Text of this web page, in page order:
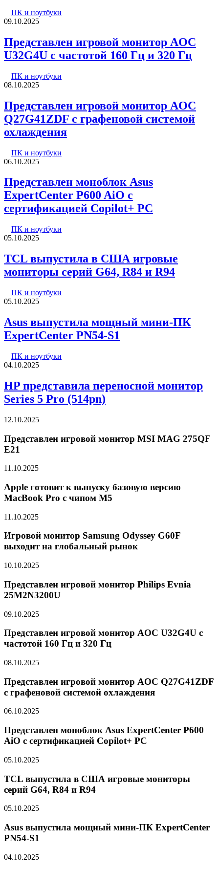
ПК и ноутбуки
09.10.2025
Представлен игровой монитор AOC
U32G4U с частотой 160 Гц и 320 Гц
ПК и ноутбуки
08.10.2025
Представлен игровой монитор AOC
Q27G41ZDF с графеновой системой
охлаждения
ПК и ноутбуки
06.10.2025
Представлен моноблок Asus
ExpertCenter P600 AiO с
сертификацией Copilot+ PC
ПК и ноутбуки
05.10.2025
TCL выпустила в США игровые
мониторы серий G64, R84 и R94
ПК и ноутбуки
05.10.2025
Asus выпустила мощный мини-ПК
ExpertCenter PN54-S1
ПК и ноутбуки
04.10.2025
HP представила переносной монитор
Series 5 Pro (514pn)
12.10.2025
Представлен игровой монитор MSI MAG 275QF
E21
11.10.2025
Apple готовит к выпуску базовую версию
MacBook Pro с чипом M5
11.10.2025
Игровой монитор Samsung Odyssey G60F
выходит на глобальный рынок
10.10.2025
Представлен игровой монитор Philips Evnia
25M2N3200U
09.10.2025
Представлен игровой монитор AOC U32G4U с
частотой 160 Гц и 320 Гц
08.10.2025
Представлен игровой монитор AOC Q27G41ZDF
с графеновой системой охлаждения
06.10.2025
Представлен моноблок Asus ExpertCenter P600
AiO с сертификацией Copilot+ PC
05.10.2025
TCL выпустила в США игровые мониторы
серий G64, R84 и R94
05.10.2025
Asus выпустила мощный мини-ПК ExpertCenter
PN54-S1
04.10.2025